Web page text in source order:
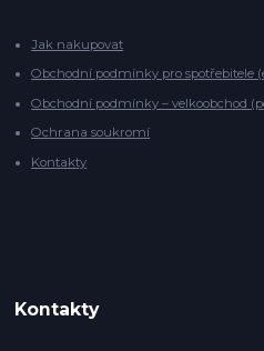
Jak nakupovat
Obchodní podmínky pro spotřebitele
Obchodní podmínky – velkoobchod
Ochrana soukromí
Kontakty
Kontakty